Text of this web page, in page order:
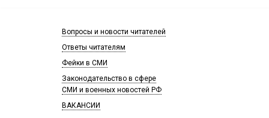
Вопросы и новости читателей
Ответы читателям
Фейки в СМИ
Законодательство в сфере
СМИ и военных новостей РФ
ВАКАНСИИ